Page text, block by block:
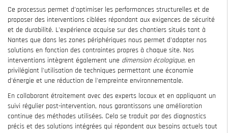
Ce processus permet d'optimiser les performances structurelles et de
proposer des interventions ciblées répondant aux exigences de sécurité
et de durabilité. L'expérience acquise sur des chantiers situés tant à
Nantes que dans les zones périphériques nous permet d'adapter nos
solutions en fonction des contraintes propres à chaque site. Nos
interventions intègrent également une dimension écologique, en
privilégiant l'utilisation de techniques permettant une économie
d'énergie et une réduction de l'empreinte environnementale.
En collaborant étroitement avec des experts locaux et en appliquant un
suivi régulier post-intervention, nous garantissons une amélioration
continue des méthodes utilisées. Cela se traduit par des diagnostics
précis et des solutions intégrées qui répondent aux besoins actuels tout